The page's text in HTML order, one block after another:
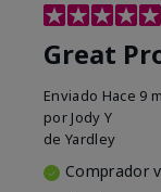
Great
Enviado Hace 9
por Jody Y
de Yardley
Comprador